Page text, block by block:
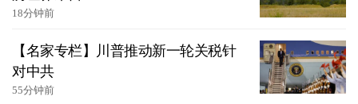
18分钟前
【名家专栏】川普推动新一轮关税针
对中共
55分钟前